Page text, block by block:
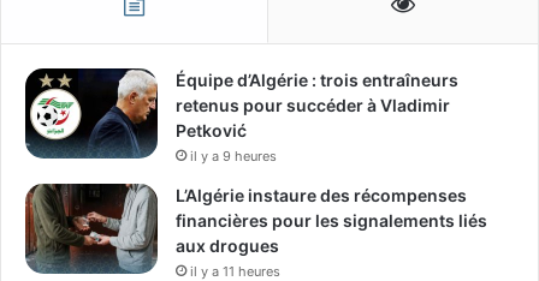
Équipe d’Algérie : trois entraîneurs
retenus pour succéder à Vladimir
Petković
il y a 9 heures
L’Algérie instaure des récompenses
financières pour les signalements liés
aux drogues
il y a 11 heures